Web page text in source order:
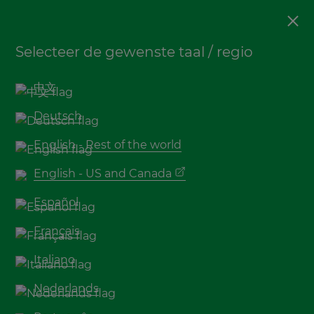
Selecteer de gewenste taal / regio
中文
Deutsch
English - Rest of the world
English - US and Canada
Español
Français
Italiano
Nederlands
TEDx Talk over hoe
bamboe de wereld kan
redden
Pablo van der Lugt, Duurzaamheidsmanager